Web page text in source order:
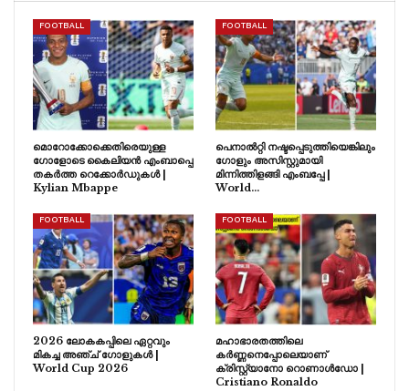
FOOTBALL
മൊറോക്കോക്കെതിരെയുള്ള
ഗോളോടെ കൈലിയൻ എംബാപ്പെ
തകർത്ത റെക്കോർഡുകൾ |
Kylian Mbappe
FOOTBALL
പെനാൽറ്റി നഷ്ടപ്പെടുത്തിയെങ്കിലും
ഗോളും അസിസ്റ്റുമായി
മിന്നിത്തിളങ്ങി എംബപ്പേ |
World…
FOOTBALL
2026 ലോകകപ്പിലെ ഏറ്റവും
മികച്ച അഞ്ച് ഗോളുകൾ |
World Cup 2026
FOOTBALL
മഹാഭാരതത്തിലെ
കർണ്ണനെപ്പോലെയാണ്
ക്രിസ്റ്റ്യാനോ റൊണാൾഡോ |
Cristiano Ronaldo